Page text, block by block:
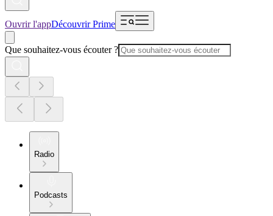
Ouvrir l'appDécouvrir Prime
Que souhaitez-vous écouter ?
Radio
Podcasts